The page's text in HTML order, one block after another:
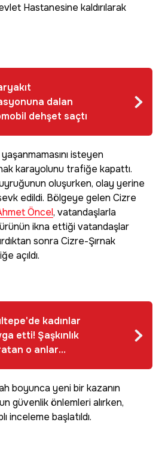
Hastanesine kaldırılarak
dalan
dehşet saçtı
isteyen
karayolunu trafiğe kapattı.
oluşurken, olay yerine
edildi. Bölgeye gelen Cizre
Öncel, vatandaşlarla
ikna ettiği vatandaşlar
sonra Cizre-Şırnak
açıldı.
kadınlar
etti! Şaşkınlık
o anlar
boyunca yeni bir kazanın
güvenlik önlemleri alırken,
inceleme başlatıldı.